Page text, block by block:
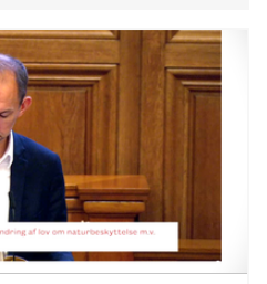
og opfordre til
Demonstrationen
i København.